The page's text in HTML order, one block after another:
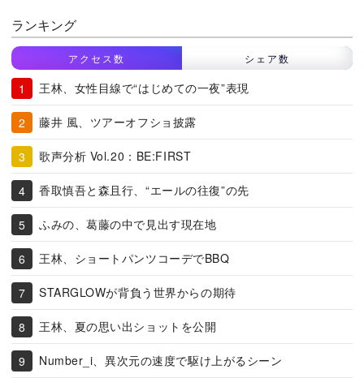
ランキング
アクセス数 シェア数
王林、女性目線で“はじめての一夜”表現
藤井 風、ツアーオフショ披露
歌声分析 Vol.20：BE:FIRST
香取慎吾と森且行、“エールの往復”の先
ふみの、葛藤の中で見出す現在地
王林、ショートパンツコーデでBBQ
STARGLOWが背負う世界からの期待
王林、夏の思い出ショットを公開
Number_i、異次元の速度で駆け上がるシーン